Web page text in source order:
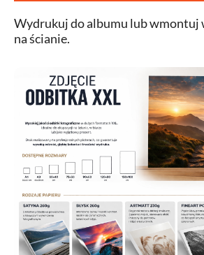
Wydrukuj do albumu lub wmontuj
na ścianie.